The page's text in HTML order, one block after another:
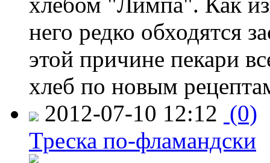
него редко обходятся
этой причине пекари
хлеб по новым
2012-07-10 12:12 (0)
Треска по-фламандски